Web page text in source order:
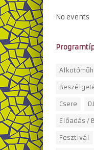
No events
Csere DJ
Előadás /
Fesztivál